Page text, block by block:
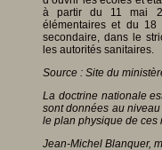
à partir du 11 mai
élémentaires et du 18
secondaire, dans le
les autorités sanitaires.
Source : Site du
La doctrine nationale
sont données au
le plan physique de ces
Jean-Michel Blanquer,